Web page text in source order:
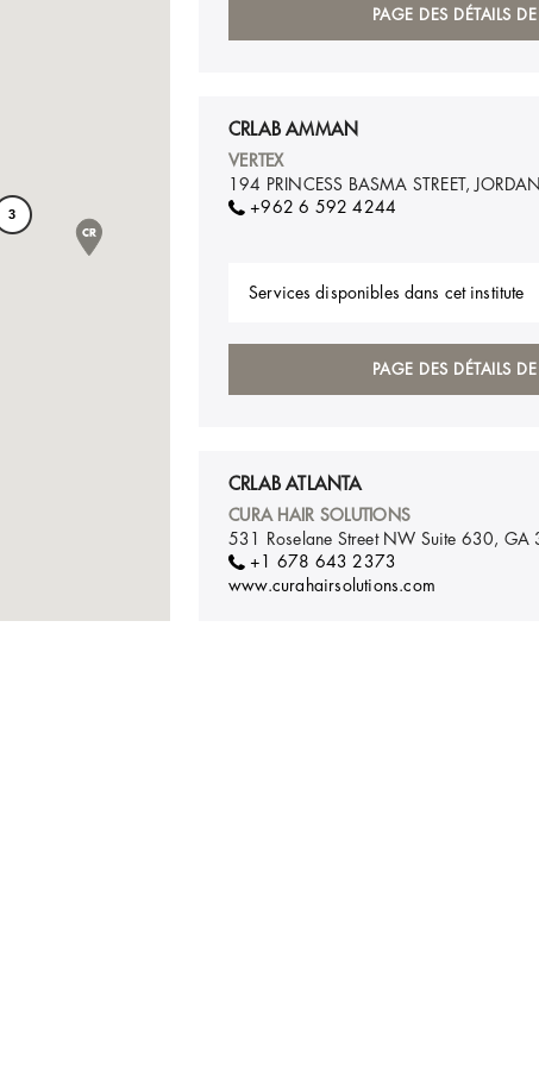
3
PAGE DES DÉTAILS
CRLAB AMMAN
VERTEX
194 PRINCESS BASMA STREET,
+962 6 592 4244
Services disponibles dans cet institute
PAGE DES DÉTAILS
CRLAB ATLANTA
CURA HAIR SOLUTIONS
531 Roselane Street NW Suite 630, GA
+1 678 643 2373
www.curahairsolutions.com